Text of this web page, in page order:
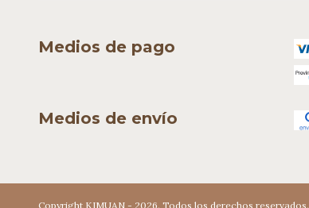
Medios de pago
Medios de envío
Copyright KIMUAN - 2026. Todos los derechos reservados.